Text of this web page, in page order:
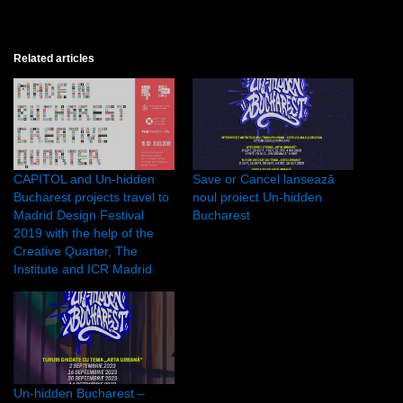
Related articles
CAPITOL and Un-hidden
Bucharest projects travel to
Madrid Design Festival
2019 with the help of the
Creative Quarter, The
Institute and ICR Madrid
Save or Cancel lansează
noul proiect Un-hidden
Bucharest
Un-hidden Bucharest –